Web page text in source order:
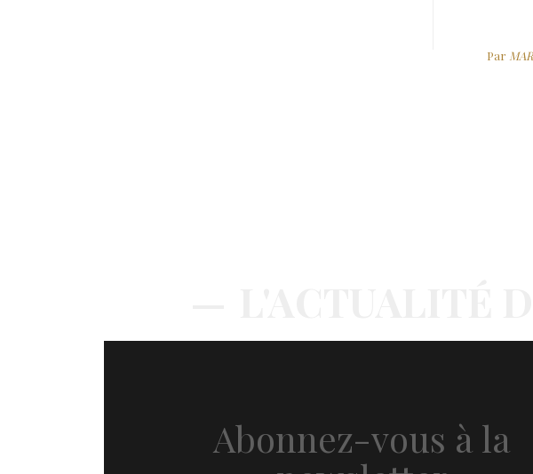
Par
Abonnez-vous à la